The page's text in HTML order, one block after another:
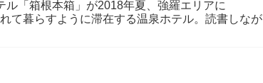
ル「箱根本箱」が2018年夏、強羅エリアに
て暮らすように滞在する温泉ホテル。読書しなが